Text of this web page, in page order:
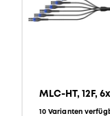
MLC-HT, 12F,
10 Varianten